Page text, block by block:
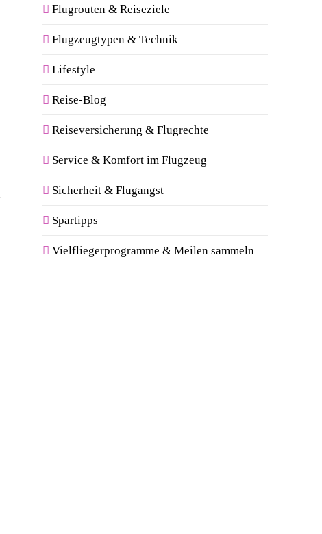
Flugrouten & Reiseziele
Flugzeugtypen & Technik
Lifestyle
Reise-Blog
Reiseversicherung & Flugrechte
Service & Komfort im Flugzeug
Sicherheit & Flugangst
Spartipps
Vielfliegerprogramme & Meilen sammeln